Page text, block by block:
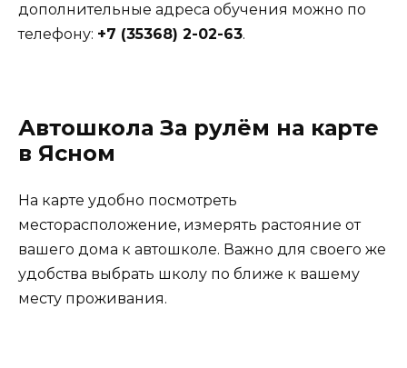
дополнительные адреса обучения можно по
телефону: +7 (35368) 2-02-63.
Автошкола За рулём на карте
в Ясном
На карте удобно посмотреть
месторасположение, измерять растояние от
вашего дома к автошколе. Важно для своего же
удобства выбрать школу по ближе к вашему
месту проживания.